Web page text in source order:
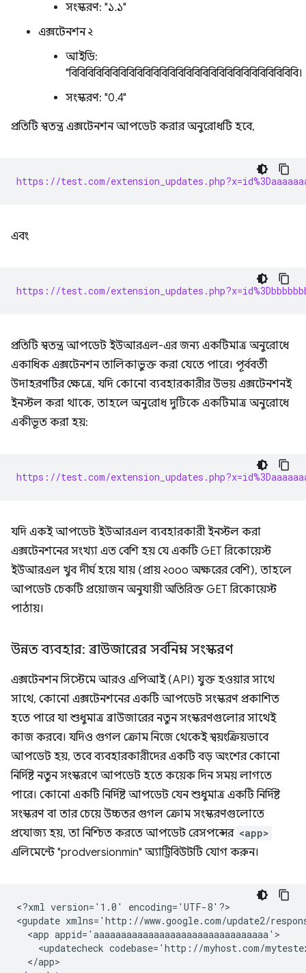
সংস্করণ: "১.১"
এক্সটেনশন ২
আইডি:
"বিবিবিবিবিবিবিবিবিবিবিবিবিবিবিবিবিবিবিবিবিবিবিবিবিবিবিবি।
সংস্করণ: "0.4"
প্রতিটি স্বতন্ত্র এক্সটেনশন আপডেট করার অনুরোধটি হবে,
https://test.com/
এবং
https://test.com/
প্রতিটি স্বতন্ত্র আপডেট ইউআরএল-এর জন্য একটিমাত্র অনুরোধে
একাধিক এক্সটেনশন তালিকাভুক্ত করা যেতে পারে। পূর্ববর্তী
উদাহরণটির ক্ষেত্রে, যদি কোনো ব্যবহারকারীর উভয় এক্সটেনশনই
ইনস্টল করা থাকে, তাহলে অনুরোধ দুটিকে একটিমাত্র অনুরোধে
একীভূত করা হয়:
https://test.com/
যদি একই আপডেট ইউআরএল ব্যবহারকারী ইনস্টল করা
এক্সটেনশনের সংখ্যা এত বেশি হয় যে একটি GET রিকোয়েস্ট
ইউআরএল খুব দীর্ঘ হয়ে যায় (প্রায় ২০০০ অক্ষরের বেশি), তাহলে
আপডেট চেকটি প্রয়োজন অনুযায়ী অতিরিক্ত GET রিকোয়েস্ট
পাঠায়।
উন্নত ব্যবহার: ব্রাউজারের সর্বনিম্ন সংস্করণ
এক্সটেনশন সিস্টেমে আরও এপিআই (API) যুক্ত হওয়ার সাথে
সাথে, কোনো এক্সটেনশনের একটি আপডেট সংস্করণ প্রকাশিত
হতে পারে যা শুধুমাত্র ব্রাউজারের নতুন সংস্করণগুলোর সাথেই
কাজ করবে। যদিও গুগল ক্রোম নিজে থেকেই স্বয়ংক্রিয়ভাবে
আপডেট হয়, তবে ব্যবহারকারীদের একটি বড় অংশের কোনো
নির্দিষ্ট নতুন সংস্করণে আপডেট হতে কয়েক দিন সময় লাগতে
পারে। কোনো একটি নির্দিষ্ট আপডেট যেন শুধুমাত্র একটি নির্দিষ্ট
সংস্করণ বা তার চেয়ে উচ্চতর গুগল ক্রোম সংস্করণগুলোতে
প্রযোজ্য হয়, তা নিশ্চিত করতে আপডেট রেসপন্সের <app>
এলিমেন্টে "prodversionmin" অ্যাট্রিবিউটটি যোগ করুন।
<?xml version='1.0'
encoding='UTF-8'?>
<gupdate xmlns='http://www.google.com/update2/
<app
<updatecheck codebase='http://myhost.com/
</app>